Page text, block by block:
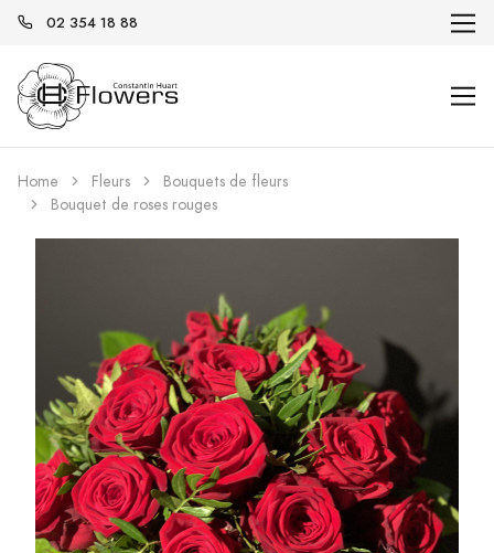
02 354 18 88
Home Fleurs
Bouquets de fleurs
Bouquet de roses rouges